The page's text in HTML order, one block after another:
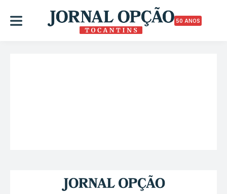
50 ANOS